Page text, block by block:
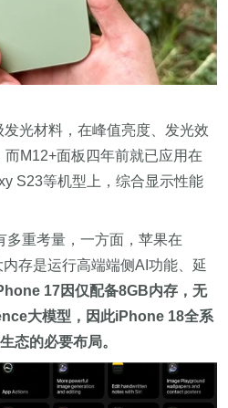
光材料，在峰值亮度、发光效
M12+面板四年前就已应用在
S23等机型上，综合显示性能
多重考量，一方面，苹果在
存是运行高端端侧AI功能、延
17因仅配备8GB内存，无
大模型，因此iPhone 18全系
态的必要布局。